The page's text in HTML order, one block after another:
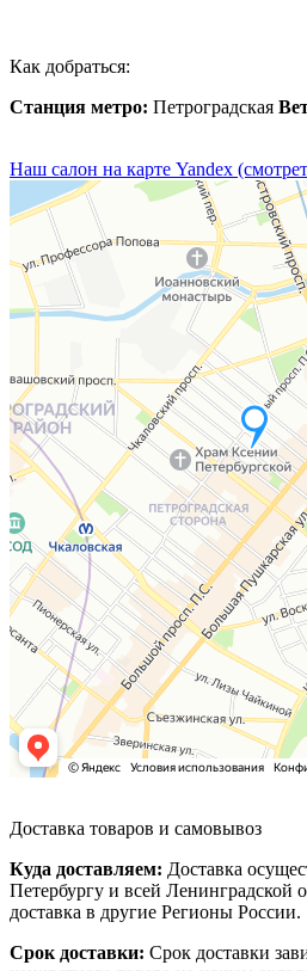
Как добраться:
Станция метро: Петроградская
Наш салон на карте Yandex
Доставка товаров и самовывоз
Куда доставляем: Доставка
Петербургу и всей Ленинградской
доставка в другие Регионы России.
Срок доставки: Срок доставки